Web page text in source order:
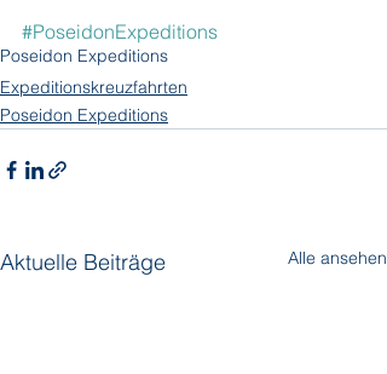
#PoseidonExpeditions
Poseidon Expeditions
Expeditionskreuzfahrten
Poseidon Expeditions
Aktuelle Beiträge Alle ansehen